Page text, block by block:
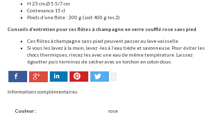
H 23 cm,Ø 5.5/7 cm
Contenance 15 cl
Poids d’une flûte : 200 g (soit 400 g les 2)
Conseils d’entretien pour ces flûtes à champagne en verre soufflé rose sans pied
Ces flûtes à champagne sans pied peuvent passer au lave-vaisselle.
Si vous les lavez à la main, lavez -les à l’eau tiède et savonneuse. Pour éviter les
chocs thermiques, rincez les avec une eau de même température. Laissez
égoutter puis terminez de sécher avec un torchon en coton doux.
Facebook Google+ LinkedIn Pinterest
Informations complémentaires
Couleur : rose